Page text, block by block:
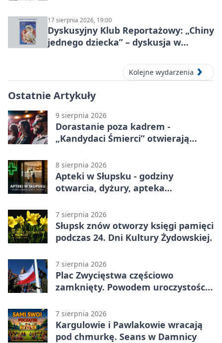
17 sierpnia 2026, 19:00
Dyskusyjny Klub Reportażowy: „Chiny
jednego dziecka” – dyskusja w
Kolejne wydarzenia
Ostatnie Artykuły
9 sierpnia 2026
Dorastanie poza kadrem -
„Kandydaci Śmierci” otwierają
8 sierpnia 2026
Apteki w Słupsku - godziny
otwarcia, dyżury, apteka
7 sierpnia 2026
Słupsk znów otworzy księgi pamięci
podczas 24. Dni Kultury Żydowskiej.
7 sierpnia 2026
Plac Zwycięstwa częściowo
zamknięty. Powodem uroczystości
7 sierpnia 2026
Kargulowie i Pawlakowie wracają
pod chmurkę. Seans w Damnicy